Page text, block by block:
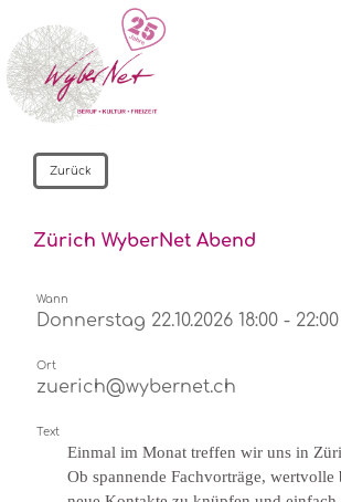
Zurück
Zürich WyberNet Abend
Wann
Donnerstag 22.10.2026 18:00 - 22:00
Ort
zuerich@wybernet.ch
Text
Einmal im Monat treffen wir uns in
Ob spannende Fachvorträge,